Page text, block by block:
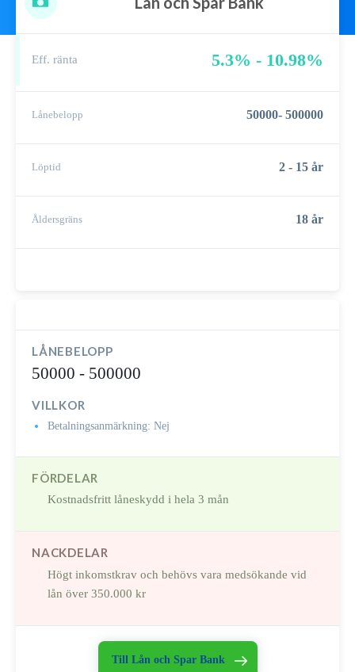
5.3% - 10.98%
Eff. ränta
50000- 500000
Lånebelopp
2 - 15 år
Löptid
18 år
Åldersgräns
LÅNEBELOPP
50000 - 500000
VILLKOR
Betalningsanmärkning: Nej
FÖRDELAR
Kostnadsfritt låneskydd i hela 3 mån
NACKDELAR
Högt inkomstkrav och behövs vara medsökande vid
lån över 350.000 kr
Till Lån och Spar Bank